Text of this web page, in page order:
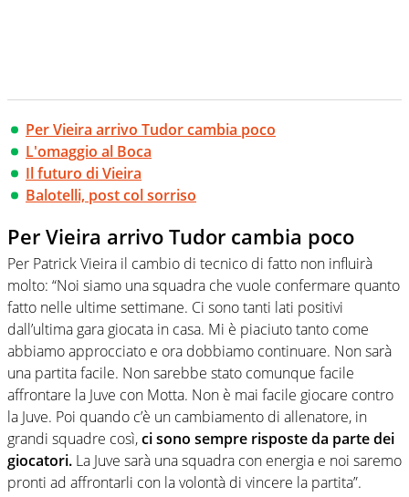
Per Vieira arrivo Tudor cambia poco
L'omaggio al Boca
Il futuro di Vieira
Balotelli, post col sorriso
Per Vieira arrivo Tudor cambia poco
Per Patrick Vieira il cambio di tecnico di fatto non influirà
molto: “Noi siamo una squadra che vuole confermare quanto
fatto nelle ultime settimane. Ci sono tanti lati positivi
dall’ultima gara giocata in casa. Mi è piaciuto tanto come
abbiamo approcciato e ora dobbiamo continuare. Non sarà
una partita facile. Non sarebbe stato comunque facile
affrontare la Juve con Motta. Non è mai facile giocare contro
la Juve. Poi quando c’è un cambiamento di allenatore, in
grandi squadre così,ci sono sempre risposte da parte dei
giocatori. La Juve sarà una squadra con energia e noi saremo
pronti ad affrontarli con la volontà di vincere la partita”.